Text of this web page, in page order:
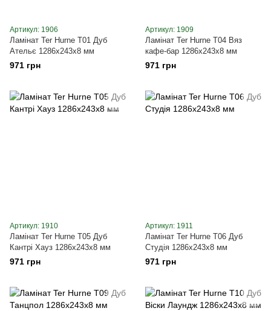
Артикул: 1906
Ламінат Ter Hurne T01 Дуб
Ательє 1286x243x8 мм
971 грн
Артикул: 1909
Ламінат Ter Hurne T04 Вяз
кафе-бар 1286x243x8 мм
971 грн
Артикул: 1910
Ламінат Ter Hurne T05 Дуб
Кантрі Хауз 1286x243x8 мм
971 грн
Артикул: 1911
Ламінат Ter Hurne T06 Дуб
Студія 1286x243x8 мм
971 грн